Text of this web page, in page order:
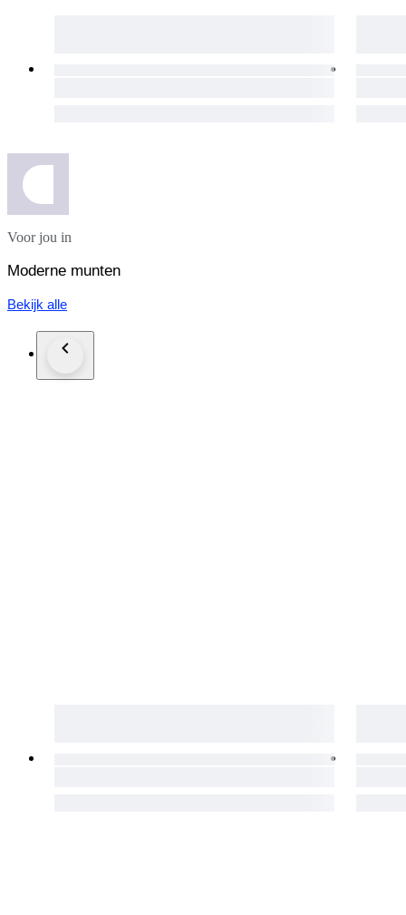
Voor jou in
Moderne munten
Bekijk alle